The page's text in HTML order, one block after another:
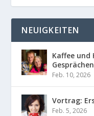
NEUIGKEITEN
Kaffee und
Feb. 10, 2026
Vortrag:
Feb. 5, 2026